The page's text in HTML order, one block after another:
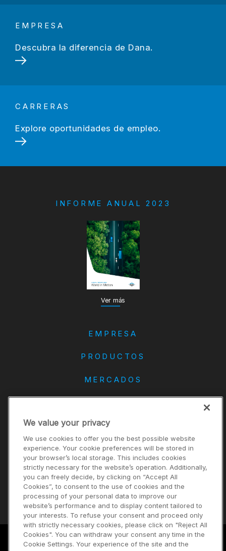
EMPRESA
Descubra la diferencia de Dana.
CARRERAS
Explore oportunidades de empleo.
INFORME ANUAL 2023
Ver más
EMPRESA
PRODUCTOS
MERCADOS
CONTACTO
Carreras
Inversores
Noticias
Proveedores
Términos de uso
We value your privacy
We use cookies to offer you the best possible website
experience. Your cookie preferences will be stored in
your browser’s local storage. This includes cookies
strictly necessary for the website’s operation. Additionally,
you can freely decide, by clicking on “Accept All
Cookies”, to consent to the use of cookies and the
processing of your personal data to improve our
website’s performance and to display content tailored to
your interests. To refuse your consent and proceed only
with strictly necessary cookies, please click on "Reject All
Cookies". You can withdraw your consent any time in the
Cookie Settings. Your experience of the site and the